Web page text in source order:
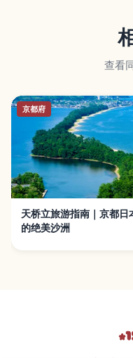
查看
京都府
天桥立旅游指南｜京都日
的绝美沙洲